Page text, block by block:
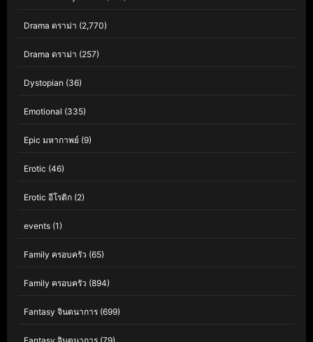
Drama ดราม่า (2,770)
Drama ดราม่า (257)
Dystopian (36)
Emotional (335)
Epic มหากาพย์ (9)
Erotic (46)
Erotic อีโรติก (2)
events (1)
Family ครอบครัว (65)
Family ครอบครัว (894)
Fantasy จินตนาการ (699)